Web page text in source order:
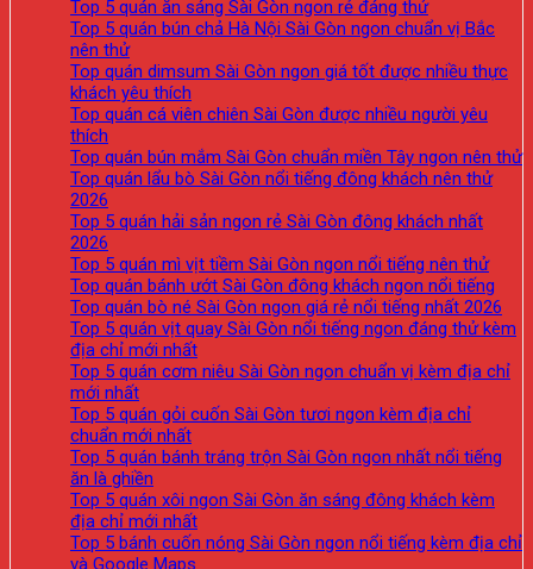
Top 5 quán ăn sáng Sài Gòn ngon rẻ đáng thử
Top 5 quán bún chả Hà Nội Sài Gòn ngon chuẩn vị Bắc
nên thử
Top quán dimsum Sài Gòn ngon giá tốt được nhiều thực
khách yêu thích
Top quán cá viên chiên Sài Gòn được nhiều người yêu
thích
Top quán bún mắm Sài Gòn chuẩn miền Tây ngon nên thử
Top quán lẩu bò Sài Gòn nổi tiếng đông khách nên thử
2026
Top 5 quán hải sản ngon rẻ Sài Gòn đông khách nhất
2026
Top 5 quán mì vịt tiềm Sài Gòn ngon nổi tiếng nên thử
Top quán bánh ướt Sài Gòn đông khách ngon nổi tiếng
Top quán bò né Sài Gòn ngon giá rẻ nổi tiếng nhất 2026
Top 5 quán vịt quay Sài Gòn nổi tiếng ngon đáng thử kèm
địa chỉ mới nhất
Top 5 quán cơm niêu Sài Gòn ngon chuẩn vị kèm địa chỉ
mới nhất
Top 5 quán gỏi cuốn Sài Gòn tươi ngon kèm địa chỉ
chuẩn mới nhất
Top 5 quán bánh tráng trộn Sài Gòn ngon nhất nổi tiếng
ăn là ghiền
Top 5 quán xôi ngon Sài Gòn ăn sáng đông khách kèm
địa chỉ mới nhất
Top 5 bánh cuốn nóng Sài Gòn ngon nổi tiếng kèm địa chỉ
và Google Maps